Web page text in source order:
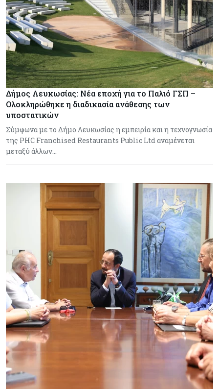
Δήμος Λευκωσίας: Νέα εποχή για το Παλιό ΓΣΠ –
Ολοκληρώθηκε η διαδικασία ανάθεσης των
υποστατικών
Σύμφωνα με το Δήμο Λευκωσίας η εμπειρία και η τεχνογνωσία
της PHC Franchised Restaurants Public Ltd αναμένεται
μεταξύ άλλων…